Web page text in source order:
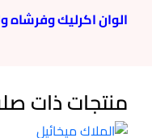
الوان اكرليك وفرشاه
منتجات ذات صلة